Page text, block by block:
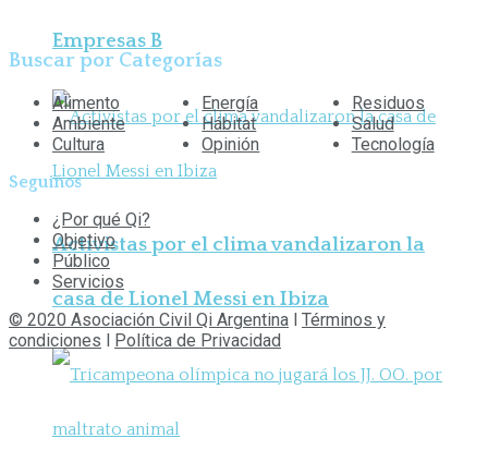
Empresas B
Activistas por el clima vandalizaron la
casa de Lionel Messi en Ibiza
Buscar por Categorías
Alimento
Ambiente
Cultura
Energía
Hábitat
Opinión
Residuos
Salud
Tecnología
Seguinos
¿Por qué Qi?
Objetivo
Público
Servicios
© 2020 Asociación Civil Qi Argentina l Términos y
condiciones l Política de Privacidad